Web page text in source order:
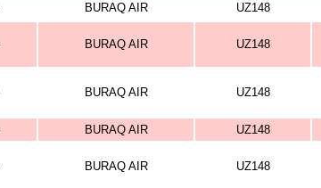
BURAQ AIR UZ148
BURAQ AIR UZ148
BURAQ AIR UZ148
BURAQ AIR UZ148
BURAQ AIR UZ148